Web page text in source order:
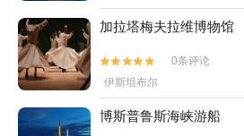
加拉塔梅夫拉维博物馆


0条评论
伊斯坦布尔
博斯普鲁斯海峡游船